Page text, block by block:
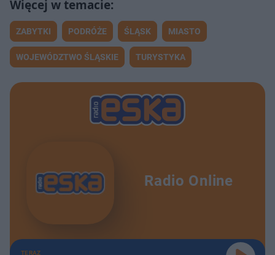
ZABYTKI PODRÓŻE ŚLĄSK MIASTO
WOJEWÓDZTWO ŚLĄSKIE TURYSTYKA
Radio Online
TERAZ